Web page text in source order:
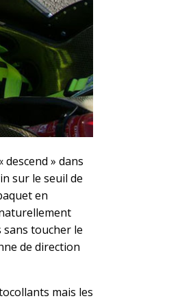
» dans
sur le seuil de
en
sans toucher le
de direction
mais les